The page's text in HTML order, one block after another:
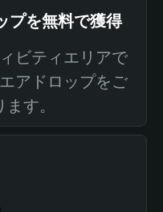
プを無料で獲得
ビティエリアで
アドロップをご
す。